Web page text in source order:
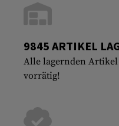
9845 ARTIKEL
Alle lagernden
vorrätig!